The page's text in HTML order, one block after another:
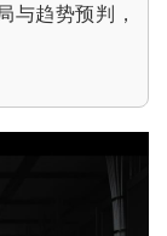
与趋势预判，